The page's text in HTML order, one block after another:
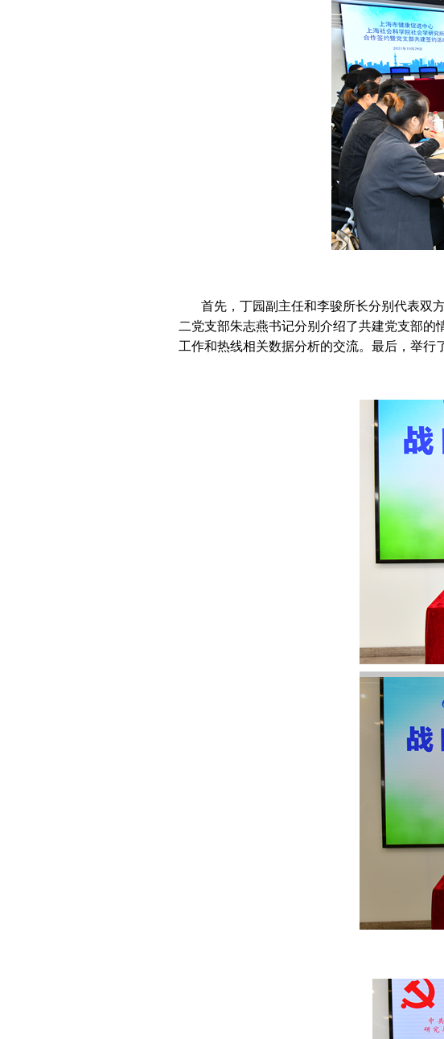
首先，丁园副主任和李骏所长分别代表双
二党支部朱志燕书记分别介绍了共建党支部
工作和热线相关数据分析的交流。最后，举行